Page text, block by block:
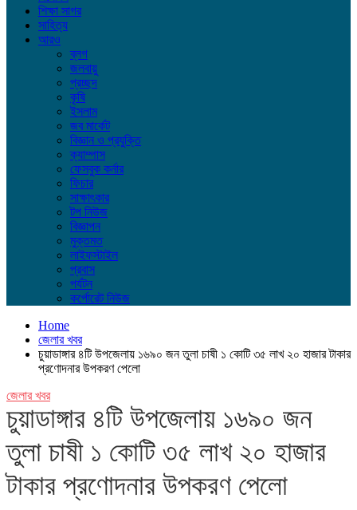
শিক্ষা সাগর
সাহিত্য
আরও
ব্লগ
জলবায়ু
প্রচ্ছদ
কৃষি
ইসলাম
জব মার্কেট
বিজ্ঞান ও প্রযুক্তি
ক্যাম্পাস
ফেসবুক কর্নার
ফিচার
সাক্ষাৎকার
টপ নিউজ
বিজ্ঞাপন
মুক্তমত
লাইফস্টাইল
প্রবাস
পর্যটন
কর্পোরেট নিউজ
Home
জেলার খবর
চুয়াডাঙ্গার ৪টি উপজেলায় ১৬৯০ জন তুলা চাষী ১ কোটি ৩৫ লাখ ২০ হাজার টাকার
প্রণোদনার উপকরণ পেলো
জেলার খবর
চুয়াডাঙ্গার ৪টি উপজেলায় ১৬৯০ জন
তুলা চাষী ১ কোটি ৩৫ লাখ ২০ হাজার
টাকার প্রণোদনার উপকরণ পেলো